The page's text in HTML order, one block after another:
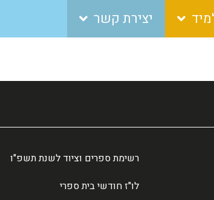
יצירת קשר
רשימת ספרים וציוד לשנת תשפ"ו
לו"ז חודשי בית ספרי